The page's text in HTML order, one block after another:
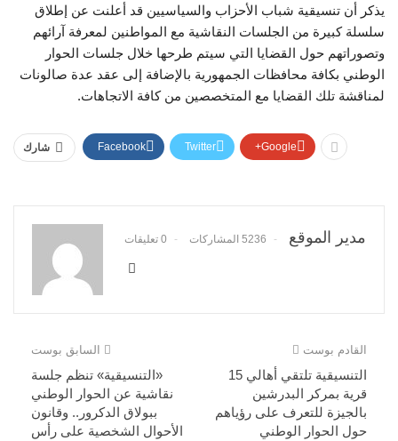
يذكر أن تنسيقية شباب الأحزاب والسياسيين قد أعلنت عن إطلاق
سلسلة كبيرة من الجلسات النقاشية مع المواطنين لمعرفة آرائهم
وتصوراتهم حول القضايا التي سيتم طرحها خلال جلسات الحوار
الوطني بكافة محافظات الجمهورية بالإضافة إلى عقد عدة صالونات
لمناقشة تلك القضايا مع المتخصصين من كافة الاتجاهات.
شارك Facebook Twitter Google+
مدير الموقع 5236 المشاركات 0 تعليقات
السابق بوست
«التنسيقية» تنظم جلسة
نقاشية عن الحوار الوطني
ببولاق الدكرور.. وقانون
الأحوال الشخصية على رأس
القادم بوست
التنسيقية تلتقي أهالي 15
قرية بمركر البدرشين
بالجيزة للتعرف على رؤياهم
حول الحوار الوطني